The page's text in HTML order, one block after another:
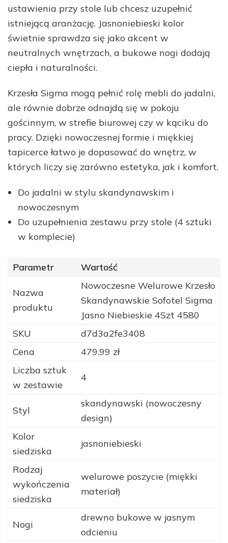
ustawienia przy stole lub chcesz uzupełnić
istniejącą aranżację. Jasnoniebieski kolor
świetnie sprawdza się jako akcent w
neutralnych wnętrzach, a bukowe nogi dodają
ciepła i naturalności.
Krzesła Sigma mogą pełnić rolę mebli do jadalni,
ale równie dobrze odnajdą się w pokoju
gościnnym, w strefie biurowej czy w kąciku do
pracy. Dzięki nowoczesnej formie i miękkiej
tapicerce łatwo je dopasować do wnętrz, w
których liczy się zarówno estetyka, jak i komfort.
Do jadalni w stylu skandynawskim i
nowoczesnym
Do uzupełnienia zestawu przy stole (4 sztuki
w komplecie)
Parametr Wartość
Nazwa
produktu
Nowoczesne Welurowe Krzesło
Skandynawskie Sofotel Sigma
Jasno Niebieskie 4Szt 4580
SKU
d7d3a2fe3408
Cena
479.99 zł
Liczba sztuk
w zestawie
4
Styl
skandynawski (nowoczesny
design)
Kolor
siedziska
jasnoniebieski
Rodzaj
wykończenia
siedziska
welurowe poszycie (miękki
materiał)
Nogi
drewno bukowe w jasnym
odcieniu